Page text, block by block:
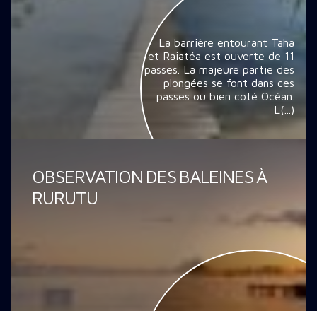
La barrière entourant Taha
et Raiatéa est ouverte de 11
passes. La majeure partie des
plongées se font dans ces
passes ou bien coté Océan.
L(...)
OBSERVATION DES BALEINES À
RURUTU